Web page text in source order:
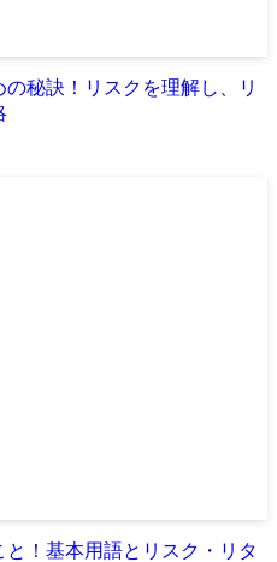
秘訣！リスクを理解し、リ
！基本用語とリスク・リタ